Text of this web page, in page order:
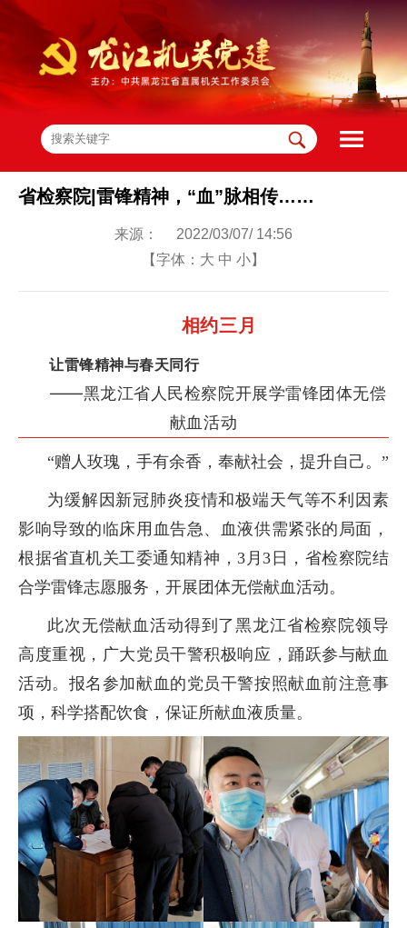
省检察院|雷锋精神，“血”脉相传……
来源： 2022/03/07/ 14:56
【字体： 大 中 小】
相约三月
让雷锋精神与春天同行
——黑龙江省人民检察院开展学雷锋团体无偿
献血活动
“赠人玫瑰，手有余香，奉献社会，提升自己。”
为缓解因新冠肺炎疫情和极端天气等不利因素
影响导致的临床用血告急、血液供需紧张的局面，
根据省直机关工委通知精神，3月3日，省检察院结
合学雷锋志愿服务，开展团体无偿献血活动。
此次无偿献血活动得到了黑龙江省检察院领导
高度重视，广大党员干警积极响应，踊跃参与献血
活动。报名参加献血的党员干警按照献血前注意事
项，科学搭配饮食，保证所献血液质量。